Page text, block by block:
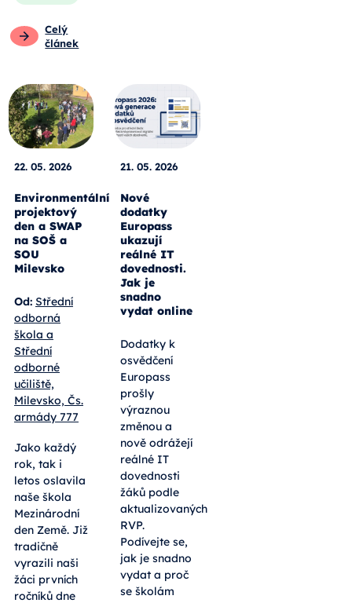
Celý
článek
22. 05. 2026
Environmentální
projektový
den a SWAP
na SOŠ a
SOU
Milevsko
Od: Střední
odborná
škola a
Střední
odborné
učiliště,
Milevsko, Čs.
armády 777
Jako každý
rok, tak i
letos oslavila
naše škola
Mezinárodní
den Země. Již
tradičně
vyrazili naši
žáci prvních
ročníků dne
21. 05. 2026
Nové
dodatky
Europass
ukazují
reálné IT
dovednosti.
Jak je
snadno
vydat online
Dodatky k
osvědčení
Europass
prošly
výraznou
změnou a
nově odrážejí
reálné IT
dovednosti
žáků podle
aktualizovaných
RVP.
Podívejte se,
jak je snadno
vydat a proč
se školám